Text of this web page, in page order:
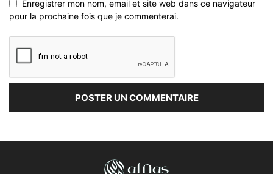
Enregistrer mon nom, email et site web dans ce navigateur
pour la prochaine fois que je commenterai.